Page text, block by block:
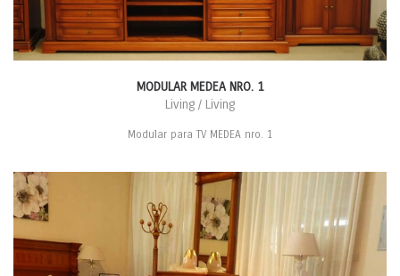
MODULAR MEDEA NRO. 1
Living / Living
Modular para TV MEDEA nro. 1